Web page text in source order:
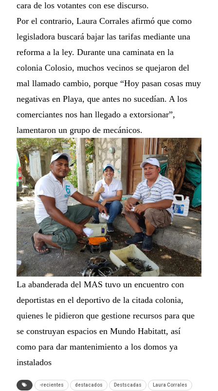
cara de los votantes con ese discurso.
Por el contrario, Laura Corrales afirmó que como
legisladora buscará bajar las tarifas mediante una
reforma a la ley. Durante una caminata en la
colonia Colosio, muchos vecinos se quejaron del
mal llamado cambio, porque “Hoy pasan cosas muy
negativas en Playa, que antes no sucedían. A los
comerciantes nos han llegado a extorsionar”,
lamentaron un grupo de mecánicos.
La abanderada del MAS tuvo un encuentro con
deportistas en el deportivo de la citada colonia,
quienes le pidieron que gestione recursos para que
se construyan espacios en Mundo Habitatt, así
como para dar mantenimiento a los domos ya
instalados
-recientes destacados Destscadas Laura Corrales